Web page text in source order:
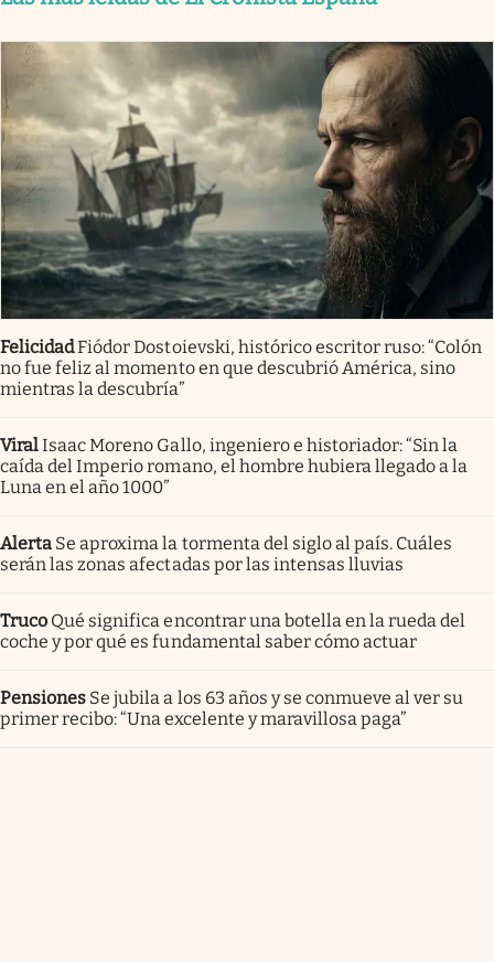
FelicidadFiódor Dostoievski, histórico escritor ruso: “Colón
no fue feliz al momento en que descubrió América, sino
mientras la descubría”
ViralIsaac Moreno Gallo, ingeniero e historiador: “Sin la
caída del Imperio romano, el hombre hubiera llegado a la
Luna en el año 1000”
Alerta Se aproxima la tormenta del siglo al país. Cuáles
serán las zonas afectadas por las intensas lluvias
Truco Qué significa encontrar una botella en la rueda del
coche y por qué es fundamental saber cómo actuar
Pensiones Se jubila a los 63 años y se conmueve al ver su
primer recibo: “Una excelente y maravillosa paga”